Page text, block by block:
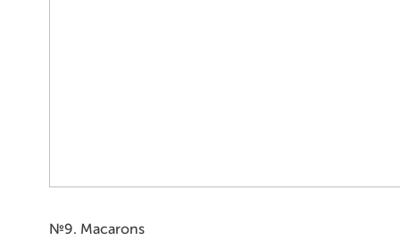
№9. Macarons